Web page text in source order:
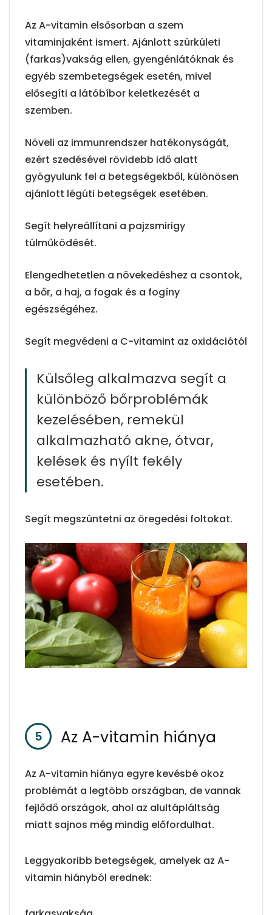
Az A-vitamin elsősorban a szem
vitaminjaként ismert. Ajánlott szürkületi
(farkas)vakság ellen, gyengénlátóknak és
egyéb szembetegségek esetén, mivel
elősegíti a látóbíbor keletkezését a
szemben.
Növeli az immunrendszer hatékonyságát,
ezért szedésével rövidebb idő alatt
gyógyulunk fel a betegségekből, különösen
ajánlott légúti betegségek esetében.
Segít helyreállítani a pajzsmirigy
túlműködését.
Elengedhetetlen a növekedéshez a csontok,
a bőr, a haj, a fogak és a fogíny
egészségéhez.
Segít megvédeni a C-vitamint az oxidációtól
Külsőleg alkalmazva segít a
különböző bőrproblémák
kezelésében, remekül
alkalmazható akne, ótvar,
kelések és nyílt fekély
esetében.
Segít megszüntetni az öregedési foltokat.
Az A-vitamin hiánya
Az A-vitamin hiánya egyre kevésbé okoz
problémát a legtöbb országban, de vannak
fejlődő országok, ahol az alultápláltság
miatt sajnos még mindig előfordulhat.
Leggyakoribb betegségek, amelyek az A-
vitamin hiányból erednek: